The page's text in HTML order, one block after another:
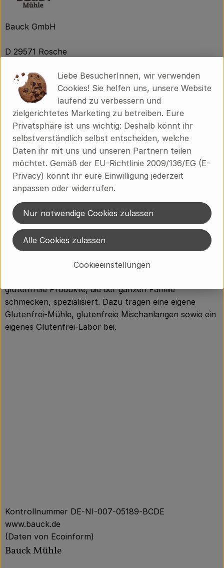
Bauck GmbH
D 29571 Rosche
Demeter-Erzeugnisse der Region zu vermarkten. Noch
heute ist die Förderung der biologisch-dynamischen
Landwirtschaft eines der wichtigsten Ziele des
Naturkostherstellers.
Vollwertige Müslis, erlesene Mehle, Backmischungen
für saftige Torten, Kuchen und Brote, nahrhafte
Porridges und herzhafte Veggie-Mischungen, alles oft
glutenfrei, weizenfrei und vegan – unter der Marke
Bauck Mühle vertreibt die Bauck GmbH heute rund
150 Produkte. Immer unter dem Motto: „Bio. Aus Liebe
zur Zukunft.“
Die Bauck Mühle steht für innovative Rezepturen, in
denen ausschließlich Bio- und Demeter-Rohstoffe
verarbeitet werden und die einfach zuzubereiten sind.
glutenfreie Produkte, die der ganzen Familie
schmecken, spezialisiert. Dazu tragen eine eigene
Glutenfrei-Mühle, glutenfreie Mischanlangen sowie ein
eigenes Glutenfrei-Labor bei.
Kontrollnummer DE-NI-007-05189-BCDE
www.bauck.de
(Daten von Ecoinform)
Bauck Mühle
Liebe BesucherInnen, wir verwenden
Cookies! Sie helfen uns, unsere Website
laufend zu verbessern und
zielgerichtetes Marketing zu betreiben. Eure
Privatsphäre ist uns wichtig: Deshalb könnt ihr
selbstverständlich selbst entscheiden, welche
Daten ihr mit uns und unseren Partnern teilen
möchtet. Gemäß der EU-Richtlinie 2009/136/EG (E-
Privacy) könnt ihr eure Einwilligung jederzeit
anpassen oder widerrufen.
Cookieeinstellungen
Nur notwendige Cookies zulassen
Alle Cookies zulassen